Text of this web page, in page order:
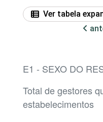
Ver tabela
E1 - SEXO DO
Total de gestores
estabelecimentos